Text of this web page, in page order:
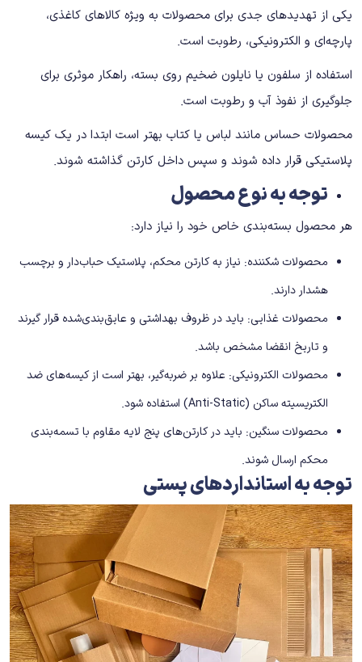
یکی از تهدیدهای جدی برای محصولات به‌ ویژه کالاهای کاغذی،
پارچه‌ای و الکترونیکی، رطوبت است.
استفاده از سلفون یا نایلون ضخیم روی بسته، راهکار موثری برای
جلوگیری از نفوذ آب و رطوبت است.
محصولات حساس مانند لباس یا کتاب بهتر است ابتدا در یک کیسه
پلاستیکی قرار داده شوند و سپس داخل کارتن گذاشته شوند.
توجه به نوع محصول
هر محصول بسته‌بندی خاص خود را نیاز دارد:
محصولات شکننده: نیاز به کارتن محکم، پلاستیک حباب‌دار و برچسب
هشدار دارند.
محصولات غذایی: باید در ظروف بهداشتی و عایق‌بندی‌شده قرار گیرند
و تاریخ انقضا مشخص باشد.
محصولات الکترونیکی: علاوه بر ضربه‌گیر، بهتر است از کیسه‌های ضد
الکتریسیته ساکن (Anti-Static) استفاده شود.
محصولات سنگین: باید در کارتن‌های پنج لایه مقاوم با تسمه‌بندی
محکم ارسال شوند.
توجه به استانداردهای پستی